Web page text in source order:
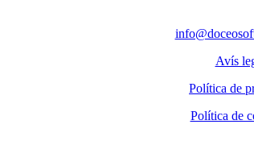
Avís
Política de
Política de